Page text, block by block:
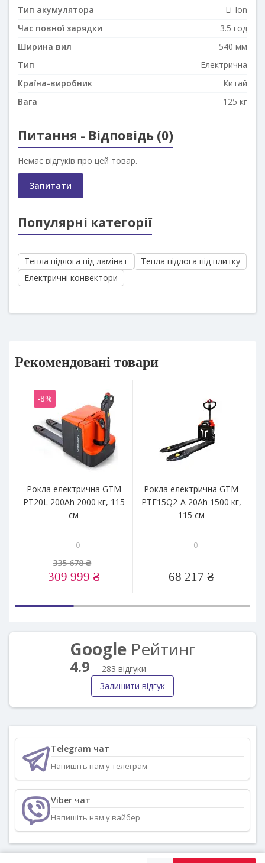
Тип акумулятора
Li-Ion
Час повної зарядки
3.5 год
Ширина вил
540 мм
Тип
Електрична
Країна-виробник
Китай
Вага
125 кг
Питання - Відповідь (0)
Немає відгуків про цей товар.
Запитати
Популярні категорії
Тепла підлога під ламінат
Тепла підлога під плитку
Електричні конвектори
Рекомендовані товари
-8%
Рокла електрична GTM
PT20L 200Ah 2000 кг, 115
см
0
335 678 ₴
309 999 ₴
Рокла електрична GTM
PTE15Q2-A 20Ah 1500 кг,
115 см
0
68 217 ₴
GoogleРейтинг
4.9
283 відгуки
Залишити відгук
Telegram чат
Напишіть нам у телеграм
Viber чат
Напишіть нам у вайбер